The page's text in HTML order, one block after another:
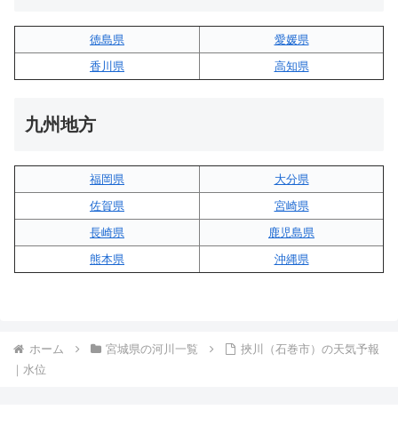
徳島県
愛媛県
香川県
高知県
九州地方
福岡県
大分県
佐賀県
宮崎県
長崎県
鹿児島県
熊本県
沖縄県
ホーム 宮城県の河川一覧
挾川（石巻市）の天気予報
｜水位